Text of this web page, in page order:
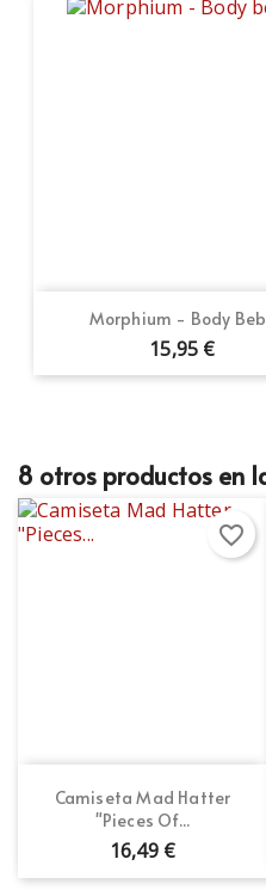
Morphium - Body
15,95 €
8 otros productos en
Camiseta Mad Hatter
"Pieces Of...
16,49 €
favorite_border